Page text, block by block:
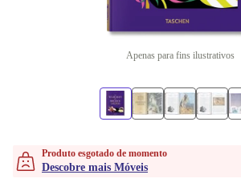
Apenas para fins ilustrativos
Produto esgotado de momento
Descobre mais Móveis